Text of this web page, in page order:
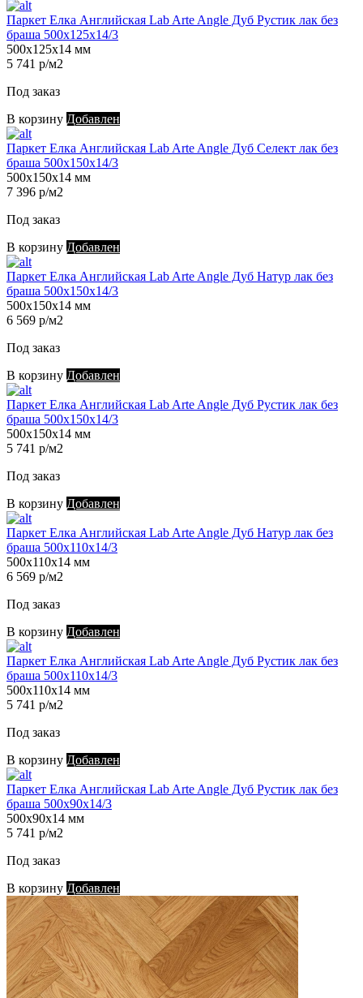
Паркет Елка Английская Lab Arte Angle Дуб Рустик лак без
браша 500х125х14/3
500х125х14 мм
5 741 р/м2
Под заказ
В корзину Добавлен
Паркет Елка Английская Lab Arte Angle Дуб Селект лак без
браша 500х150х14/3
500х150х14 мм
7 396 р/м2
Под заказ
В корзину Добавлен
Паркет Елка Английская Lab Arte Angle Дуб Натур лак без
браша 500х150х14/3
500х150х14 мм
6 569 р/м2
Под заказ
В корзину Добавлен
Паркет Елка Английская Lab Arte Angle Дуб Рустик лак без
браша 500х150х14/3
500х150х14 мм
5 741 р/м2
Под заказ
В корзину Добавлен
Паркет Елка Английская Lab Arte Angle Дуб Натур лак без
браша 500х110х14/3
500х110х14 мм
6 569 р/м2
Под заказ
В корзину Добавлен
Паркет Елка Английская Lab Arte Angle Дуб Рустик лак без
браша 500х110х14/3
500х110х14 мм
5 741 р/м2
Под заказ
В корзину Добавлен
Паркет Елка Английская Lab Arte Angle Дуб Рустик лак без
браша 500х90х14/3
500х90х14 мм
5 741 р/м2
Под заказ
В корзину Добавлен